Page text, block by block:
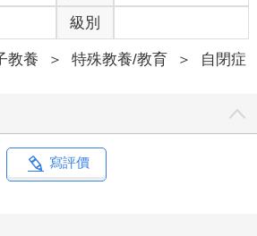
級別
教養 ＞ 特殊教養/教育 ＞ 自閉症
寫評價